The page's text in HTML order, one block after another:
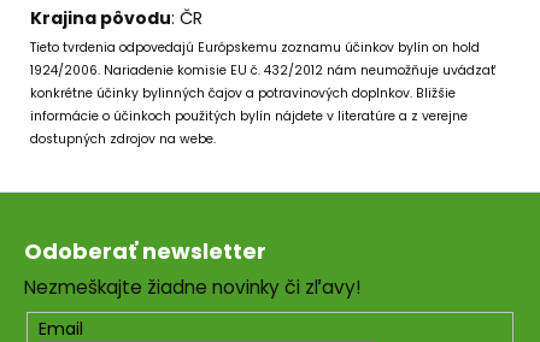
Krajina pôvodu: ČR
Tieto tvrdenia odpovedajú Európskemu zoznamu účinkov bylín on hold
1924/2006. Nariadenie komisie EU č. 432/2012 nám neumožňuje uvádzať
konkrétne účinky bylinných čajov a potravinových doplnkov. Bližšie
informácie o účinkoch použitých bylín nájdete v literatúre a z verejne
dostupných zdrojov na webe.
€5,95
Z
Odoberať newsletter
Nezmeškajte žiadne novinky či zľavy!
Email